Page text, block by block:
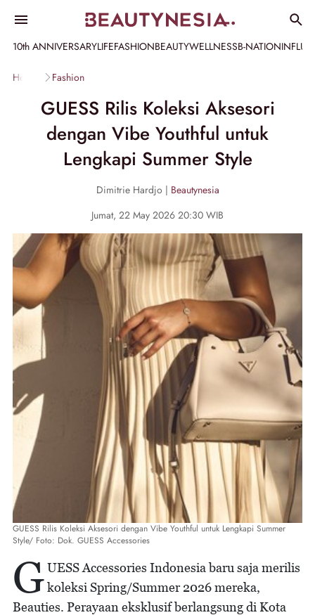
10th ANNIVERSARYLIFEFASHIONBEAUTYWELLNESSB-NATION
Home Fashion
GUESS Rilis Koleksi Aksesori
dengan Vibe Youthful untuk
Lengkapi Summer Style
Dimitrie Hardjo | Beautynesia
Jumat, 22 May 2026 20:30 WIB
GUESS Rilis Koleksi Aksesori dengan Vibe Youthful untuk Lengkapi Summer
Style/ Foto: Dok. GUESS Accessories
GUESS Accessories Indonesia baru saja merilis
koleksi Spring/Summer 2026 mereka,
Beauties. Perayaan eksklusif berlangsung di Kota